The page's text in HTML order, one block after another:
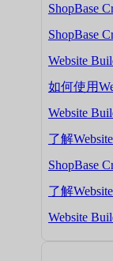
ShopBase
ShopBase
Website
如何使用
Website
了解
ShopBase
了解
Website